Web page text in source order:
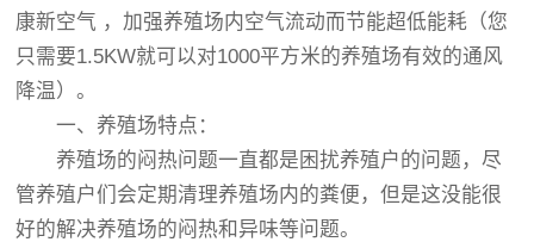
康新空气 ，加强养殖场内空气流动而节能超低能耗（您
只需要1.5KW就可以对1000平方米的养殖场有效的通风
降温）。
一、养殖场特点：
养殖场的闷热问题一直都是困扰养殖户的问题，尽
管养殖户们会定期清理养殖场内的粪便，但是这没能很
好的解决养殖场的闷热和异味等问题。